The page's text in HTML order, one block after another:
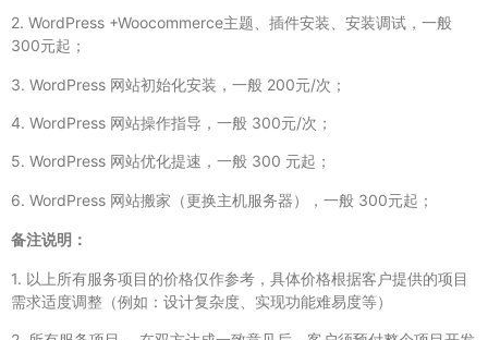
2. WordPress +Woocommerce主题、插件安装、安装调试，一般
300元起；
3. WordPress 网站初始化安装，一般 200元/次；
4. WordPress 网站操作指导，一般 300元/次；
5. WordPress 网站优化提速，一般 300 元起；
6. WordPress 网站搬家（更换主机服务器），一般 300元起；
备注说明：
1. 以上所有服务项目的价格仅作参考，具体价格根据客户提供的项目
需求适度调整（例如：设计复杂度、实现功能难易度等）